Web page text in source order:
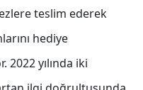
teslim ederek
hediye
yılında iki